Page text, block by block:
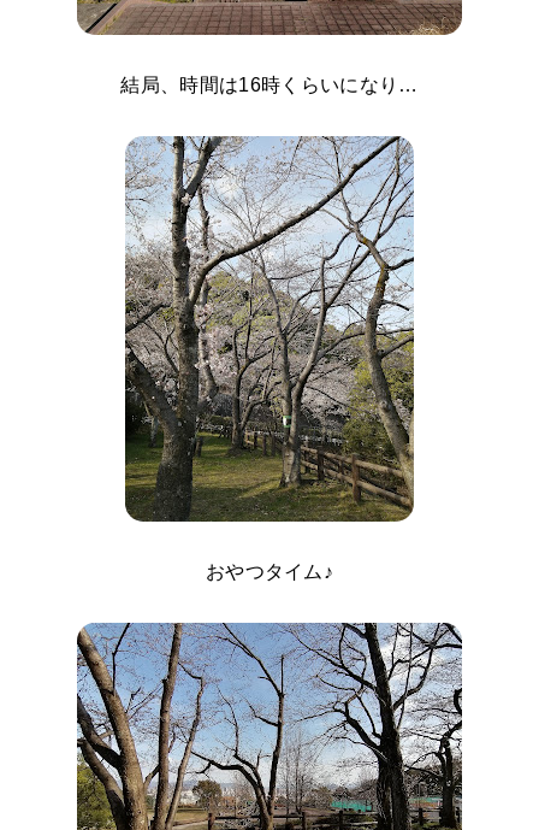
結局、時間は16時くらいになり…
おやつタイム♪